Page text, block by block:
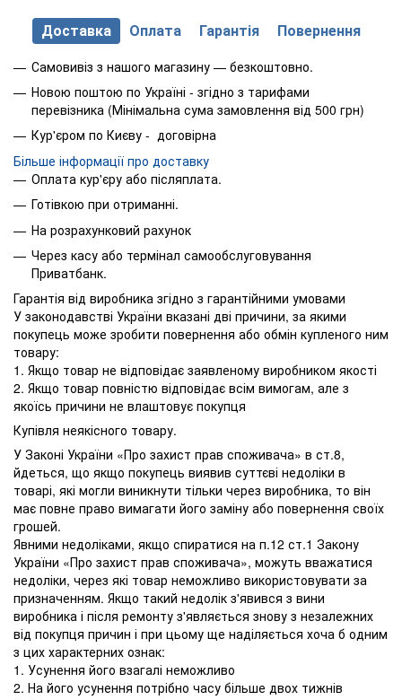
Доставка Оплата Гарантія Повернення
Самовивіз з нашого магазину — безкоштовно.
Новою поштою по Україні - згідно з тарифами
перевізника (Мінімальна сума замовлення від 500 грн)
Кур'єром по Києву - договірна
Більше інформації про доставку
Оплата кур'єру або післяплата.
Готівкою при отриманні.
На розрахунковий рахунок
Через касу або термінал самообслуговування
Приватбанк.
Гарантія від виробника згідно з гарантійними умовами
У законодавстві України вказані дві причини, за якими
покупець може зробити повернення або обмін купленого ним
товару:
1. Якщо товар не відповідає заявленому виробником якості
2. Якщо товар повністю відповідає всім вимогам, але з
якоїсь причини не влаштовує покупця
Купівля неякісного товару.
У Законі України «Про захист прав споживача» в ст.8,
йдеться, що якщо покупець виявив суттєві недоліки в
товарі, які могли виникнути тільки через виробника, то він
має повне право вимагати його заміну або повернення своїх
грошей.
Явними недоліками, якщо спиратися на п.12 ст.1 Закону
України «Про захист прав споживача», можуть вважатися
недоліки, через які товар неможливо використовувати за
призначенням. Якщо такий недолік з'явився з вини
виробника і після ремонту з'являється знову з незалежних
від покупця причин і при цьому ще наділяється хоча б одним
з цих характерних ознак:
1. Усунення його взагалі неможливо
2. На його усунення потрібно часу більше двох тижнів